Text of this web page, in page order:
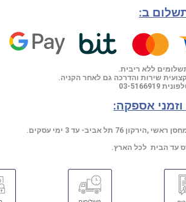
ב:
שירות והדרכה גם לאחר הקניה.
03-5166919
אספקה:
76 תל אביב- עד 3 ימי עסקים.
עד הבית לכל הארץ.